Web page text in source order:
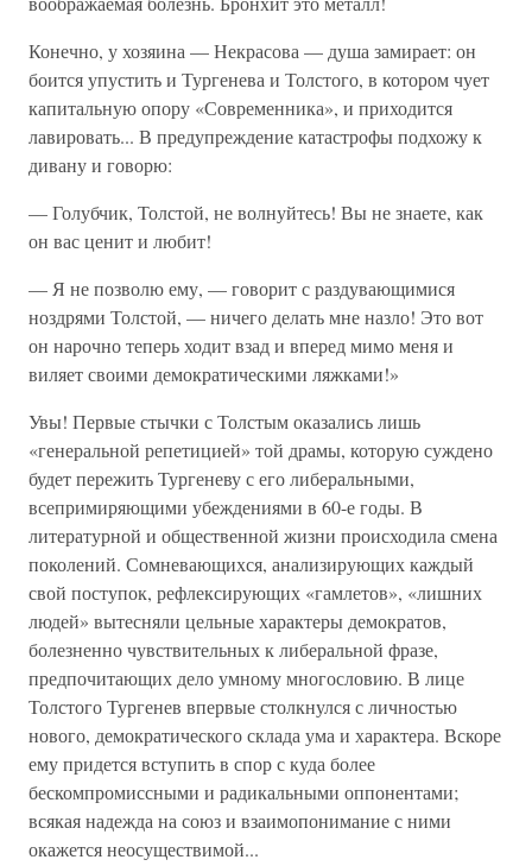
Конечно, у хозяина — Некрасова — душа замирает: он
боится упустить и Тургенева и Толстого, в котором чует
капитальную опору «Современника», и приходится
лавировать... В предупреждение катастрофы подхожу к
дивану и говорю:
— Голубчик, Толстой, не волнуйтесь! Вы не знаете, как
он вас ценит и любит!
— Я не позволю ему, — говорит с раздувающимися
ноздрями Толстой, — ничего делать мне назло! Это вот
он нарочно теперь ходит взад и вперед мимо меня и
виляет своими демократическими ляжками!»
Увы! Первые стычки с Толстым оказались лишь
«генеральной репетицией» той драмы, которую суждено
будет пережить Тургеневу с его либеральными,
всепримиряющими убеждениями в 60-е годы. В
литературной и общественной жизни происходила смена
поколений. Сомневающихся, анализирующих каждый
свой поступок, рефлексирующих «гамлетов», «лишних
людей» вытесняли цельные характеры демократов,
болезненно чувствительных к либеральной фразе,
предпочитающих дело умному многословию. В лице
Толстого Тургенев впервые столкнулся с личностью
нового, демократического склада ума и характера. Вскоре
ему придется вступить в спор с куда более
бескомпромиссными и радикальными оппонентами;
всякая надежда на союз и взаимопонимание с ними
окажется неосуществимой...